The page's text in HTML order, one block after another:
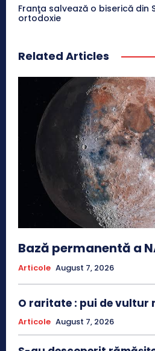
Franţa salvează o biserică din
ortodoxie
Related Articles
Bază permanentă a
Articole August 7, 2026
O raritate : pui de vultur
Articole August 7, 2026